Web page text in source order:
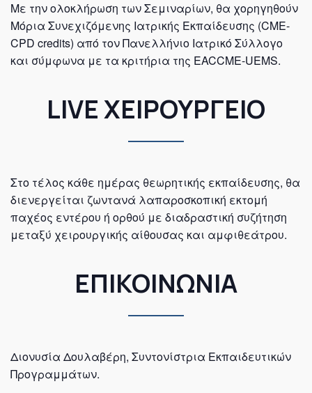
Με την ολοκλήρωση των Σεμιναρίων, θα χορηγηθούν
Μόρια Συνεχιζόμενης Ιατρικής Εκπαίδευσης (CME-
CPD credits) από τον Πανελλήνιο Ιατρικό Σύλλογο
και σύμφωνα με τα κριτήρια της EACCME-UEMS.
LIVE ΧΕΙΡΟΥΡΓΕΙΟ
Στο τέλος κάθε ημέρας θεωρητικής εκπαίδευσης, θα
διενεργείται ζωντανά λαπαροσκοπική εκτομή
παχέος εντέρου ή ορθού με διαδραστική συζήτηση
μεταξύ χειρουργικής αίθουσας και αμφιθεάτρου.
ΕΠΙΚΟΙΝΩΝΙΑ
Διονυσία Δουλαβέρη, Συντονίστρια Εκπαιδευτικών
Προγραμμάτων.